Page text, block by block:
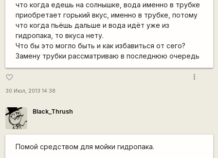
что когда едешь на солнышке, вода именно в трубке
приобретает горький вкус, именно в трубке, потому
что когда пьёшь дальше и вода идёт уже из
гидропака, то вкуса нету.
Что бы это могло быть и как избавиться от сего?
Замену трубки рассматриваю в последнюю очередь
favorite_border
30 Июл, 2013 14:38
more_vert
Black_Thrush
Помой средством для мойки гидропака.